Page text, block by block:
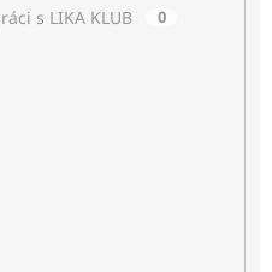
s LIKA KLUB 0